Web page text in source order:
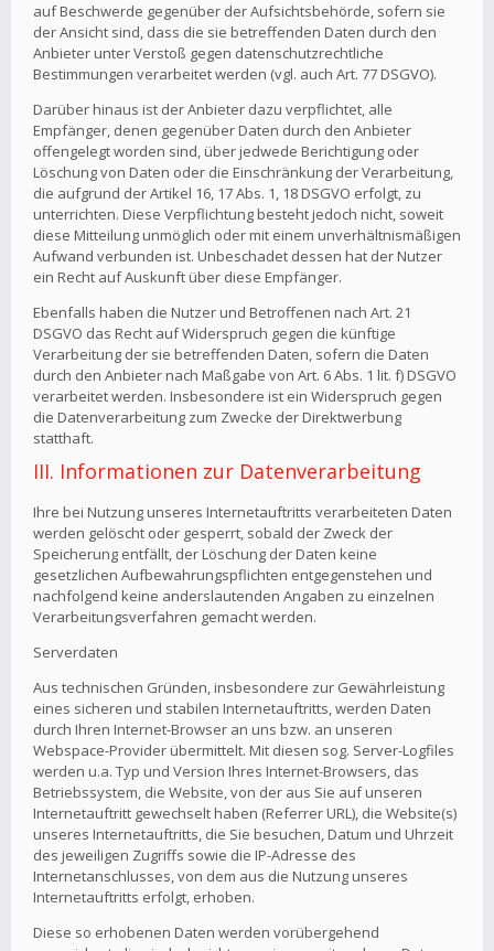
auf Beschwerde gegenüber der Aufsichtsbehörde, sofern sie
der Ansicht sind, dass die sie betreffenden Daten durch den
Anbieter unter Verstoß gegen datenschutzrechtliche
Bestimmungen verarbeitet werden (vgl. auch Art. 77 DSGVO).
Darüber hinaus ist der Anbieter dazu verpflichtet, alle
Empfänger, denen gegenüber Daten durch den Anbieter
offengelegt worden sind, über jedwede Berichtigung oder
Löschung von Daten oder die Einschränkung der Verarbeitung,
die aufgrund der Artikel 16, 17 Abs. 1, 18 DSGVO erfolgt, zu
unterrichten. Diese Verpflichtung besteht jedoch nicht, soweit
diese Mitteilung unmöglich oder mit einem unverhältnismäßigen
Aufwand verbunden ist. Unbeschadet dessen hat der Nutzer
ein Recht auf Auskunft über diese Empfänger.
Ebenfalls haben die Nutzer und Betroffenen nach Art. 21
DSGVO das Recht auf Widerspruch gegen die künftige
Verarbeitung der sie betreffenden Daten, sofern die Daten
durch den Anbieter nach Maßgabe von Art. 6 Abs. 1 lit. f) DSGVO
verarbeitet werden. Insbesondere ist ein Widerspruch gegen
die Datenverarbeitung zum Zwecke der Direktwerbung
statthaft.
III. Informationen zur Datenverarbeitung
Ihre bei Nutzung unseres Internetauftritts verarbeiteten Daten
werden gelöscht oder gesperrt, sobald der Zweck der
Speicherung entfällt, der Löschung der Daten keine
gesetzlichen Aufbewahrungspflichten entgegenstehen und
nachfolgend keine anderslautenden Angaben zu einzelnen
Verarbeitungsverfahren gemacht werden.
Serverdaten
Aus technischen Gründen, insbesondere zur Gewährleistung
eines sicheren und stabilen Internetauftritts, werden Daten
durch Ihren Internet-Browser an uns bzw. an unseren
Webspace-Provider übermittelt. Mit diesen sog. Server-Logfiles
werden u.a. Typ und Version Ihres Internet-Browsers, das
Betriebssystem, die Website, von der aus Sie auf unseren
Internetauftritt gewechselt haben (Referrer URL), die Website(s)
unseres Internetauftritts, die Sie besuchen, Datum und Uhrzeit
des jeweiligen Zugriffs sowie die IP-Adresse des
Internetanschlusses, von dem aus die Nutzung unseres
Internetauftritts erfolgt, erhoben.
Diese so erhobenen Daten werden vorübergehend